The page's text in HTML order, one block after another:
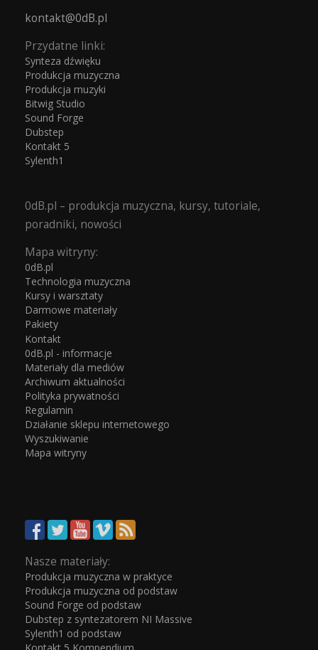
kontakt@0dB.pl
Przydatne linki:
Synteza dźwięku
Produkcja muzyczna
Produkcja muzyki
Bitwig Studio
Sound Forge
Dubstep
Kontakt 5
Sylenth1
0dB.pl – produkcja muzyczna, kursy, tutoriale,
poradniki, nowości
Mapa witryny:
0dB.pl
Technologia muzyczna
Kursy i warsztaty
Darmowe materiały
Pakiety
Kontakt
0dB.pl - informacje
Materiały dla mediów
Archiwum aktualności
Polityka prywatności
Regulamin
Działanie sklepu internetowego
Wyszukiwanie
Mapa witryny
Nasze materiały:
Produkcja muzyczna w praktyce
Produkcja muzyczna od podstaw
Sound Forge od podstaw
Dubstep z syntezatorem NI Massive
Sylenth1 od podstaw